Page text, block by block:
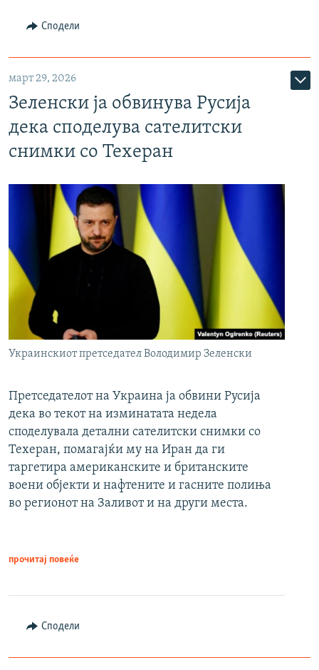
Сподели
март 29, 2026
Зеленски ја обвинува Русија
дека споделува сателитски
снимки со Техеран
Украинскиот претседател Володимир Зеленски
Претседателот на Украина ја обвини Русија
дека во текот на изминатата недела
споделувала детални сателитски снимки со
Техеран, помагајќи му на Иран да ги
таргетира американските и британските
воени објекти и нафтените и гасните полиња
во регионот на Заливот и на други места.
прочитај повеќе
Сподели